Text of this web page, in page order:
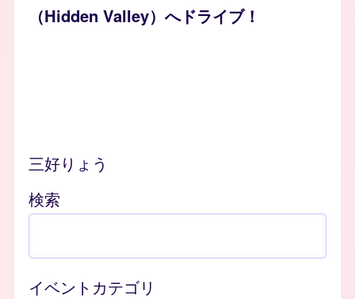
（Hidden Valley）へドライブ！
三好りょう
検索
イベントカテゴリ